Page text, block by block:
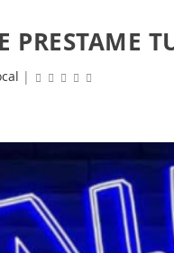
PRESTAME
|